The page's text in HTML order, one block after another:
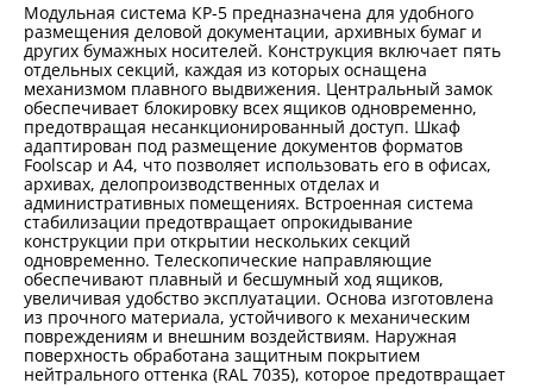
Модульная система КР-5 предназначена для удобного
размещения деловой документации, архивных бумаг и
других бумажных носителей. Конструкция включает пять
отдельных секций, каждая из которых оснащена
механизмом плавного выдвижения. Центральный замок
обеспечивает блокировку всех ящиков одновременно,
предотвращая несанкционированный доступ. Шкаф
адаптирован под размещение документов форматов
Foolscap и A4, что позволяет использовать его в офисах,
архивах, делопроизводственных отделах и
административных помещениях. Встроенная система
стабилизации предотвращает опрокидывание
конструкции при открытии нескольких секций
одновременно. Телескопические направляющие
обеспечивают плавный и бесшумный ход ящиков,
увеличивая удобство эксплуатации. Основа изготовлена
из прочного материала, устойчивого к механическим
повреждениям и внешним воздействиям. Наружная
поверхность обработана защитным покрытием
нейтрального оттенка (RAL 7035), которое предотвращает